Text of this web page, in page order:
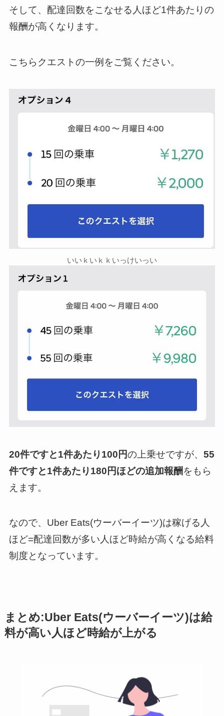
そして、配達回数をこなせる人ほど1件あたりの
報酬が高くなります。
こちらクエストの一例をご覧ください。
いいｋいｋｋいっけいっい
20件ですと1件あたり100円の上乗せですが、 55
件ですと1件あたり180円ほどの追加報酬をもら
えます。
なので、Uber Eats(ウーバーイーツ)は稼げる人
ほど=配達回数が多い人ほど時給が高くなる給料
制度となっています。
まとめ:Uber Eats(ウーバーイーツ)は給
料が高い人ほど時給が上がる